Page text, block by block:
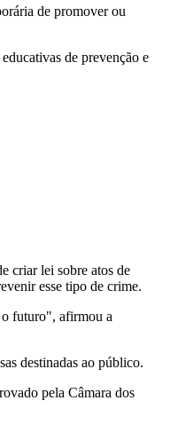
de promover ou
de prevenção e
criar lei sobre atos de
esse tipo de crime.
o futuro", afirmou a
destinadas ao público.
pela Câmara dos